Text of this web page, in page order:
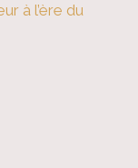
à l’ère du